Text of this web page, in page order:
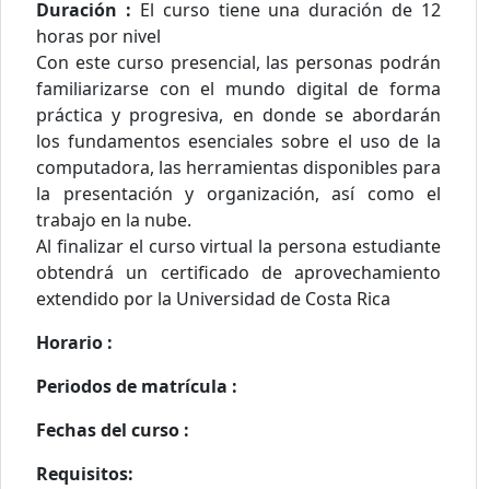
Duración : El curso tiene una duración de 12
horas por nivel
Con este curso presencial, las personas podrán
familiarizarse con el mundo digital de forma
práctica y progresiva, en donde se abordarán
los fundamentos esenciales sobre el uso de la
computadora, las herramientas disponibles para
la presentación y organización, así como el
trabajo en la nube.
Al finalizar el curso virtual la persona estudiante
obtendrá un certificado de aprovechamiento
extendido por la Universidad de Costa Rica
Horario :
Periodos de matrícula :
Fechas del curso :
Requisitos: